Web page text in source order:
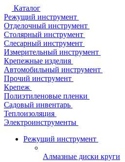
Каталог
Режущий инструмент
Отделочный инструмент
Столярный инструмент
Слесарный инструмент
Измерительный инструмент
Крепежные изделия
Автомобильный инструмент
Прочий инструмент
Крепеж
Полиэтиленовые пленки
Садовый инвентарь
Теплоизоляция
Электроинструменты
Режущий инструмент
Алмазные диски круги